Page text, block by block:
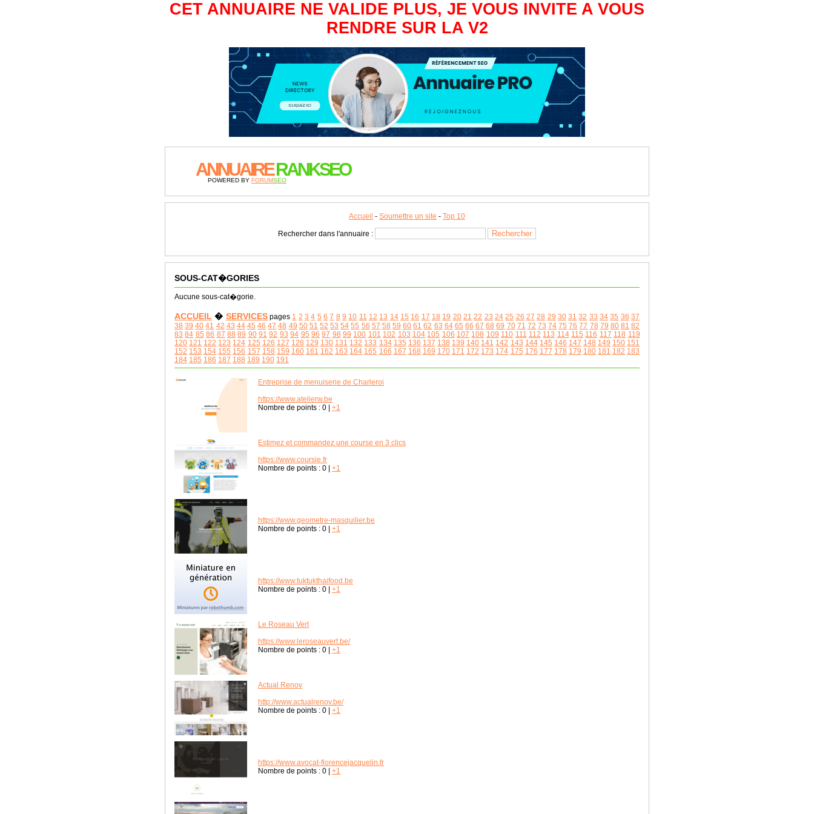
CET ANNUAIRE NE VALIDE PLUS, JE VOUS INVITE A VOUS
RENDRE SUR LA V2
ANNUAIRERANKSEO
POWERED BY FORUMSEO
Accueil - Soumettre un site - Top 10
Rechercher dans l'annuaire :
SOUS-CAT�GORIES
Aucune sous-cat�gorie.
ACCUEIL � SERVICESpages 1 2 3 4 5 6 7 8 9 10 11 12 13 14 15 16 17 18 19 20 21 22 23 24 25 26 27 28 29 30 31 32 33 34 35 36 37
38 39 40 41 42 43 44 45 46 47 48 49 50 51 52 53 54 55 56 57 58 59 60 61 62 63 64 65 66 67 68 69 70 71 72 73 74 75 76 77 78 79 80 81 82
83 84 85 86 87 88 89 90 91 92 93 94 95 96 97 98 99 100 101 102 103 104 105 106 107 108 109 110 111 112 113 114 115 116 117 118 119
120 121 122 123 124 125 126 127 128 129 130 131 132 133 134 135 136 137 138 139 140 141 142 143 144 145 146 147 148 149 150 151
152 153 154 155 156 157 158 159 160 161 162 163 164 165 166 167 168 169 170 171 172 173 174 175 176 177 178 179 180 181 182 183
184 185 186 187 188 189 190 191
Entreprise de menuiserie de Charleroi
https://www.atelierw.be
Nombre de points : 0 +1
Estimez et commandez une course en 3 clics
https://www.coursie.fr
Nombre de points : 0 +1
https://www.geometre-masquilier.be
Nombre de points : 0 +1
https://www.tuktukthaifood.be
Nombre de points : 0 +1
Le Roseau Vert
https://www.leroseauvert.be/
Nombre de points : 0 +1
Actual Renov
http://www.actualrenov.be/
Nombre de points : 0 +1
https://www.avocat-florencejacquelin.fr
Nombre de points : 0 +1